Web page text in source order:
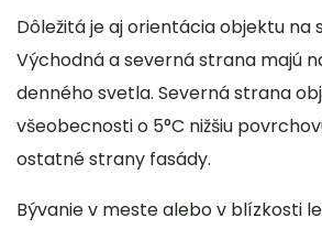
Dôležitá je aj orientácia objektu na
Východná a severná strana majú
denného svetla. Severná strana
všeobecnosti o 5°C nižšiu
ostatné strany fasády.
Bývanie v meste alebo v blízkosti